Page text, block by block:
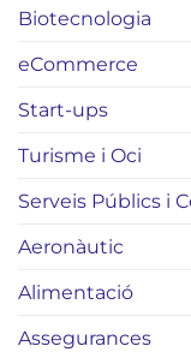
Biotecnologia
eCommerce
Start-ups
Turisme i Oci
Serveis Públics i
Aeronàutic
Alimentació
Assegurances